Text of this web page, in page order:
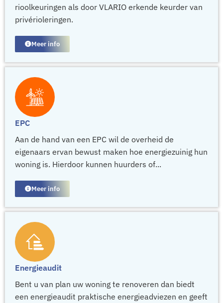
rioolkeuringen als door VLARIO erkende keurder van
privérioleringen.
Meer info
EPC
Aan de hand van een EPC wil de overheid de
eigenaars ervan bewust maken hoe energiezuinig hun
woning is. Hierdoor kunnen huurders of...
Meer info
Energieaudit
Bent u van plan uw woning te renoveren dan biedt
een energieaudit praktische energieadviezen en geeft